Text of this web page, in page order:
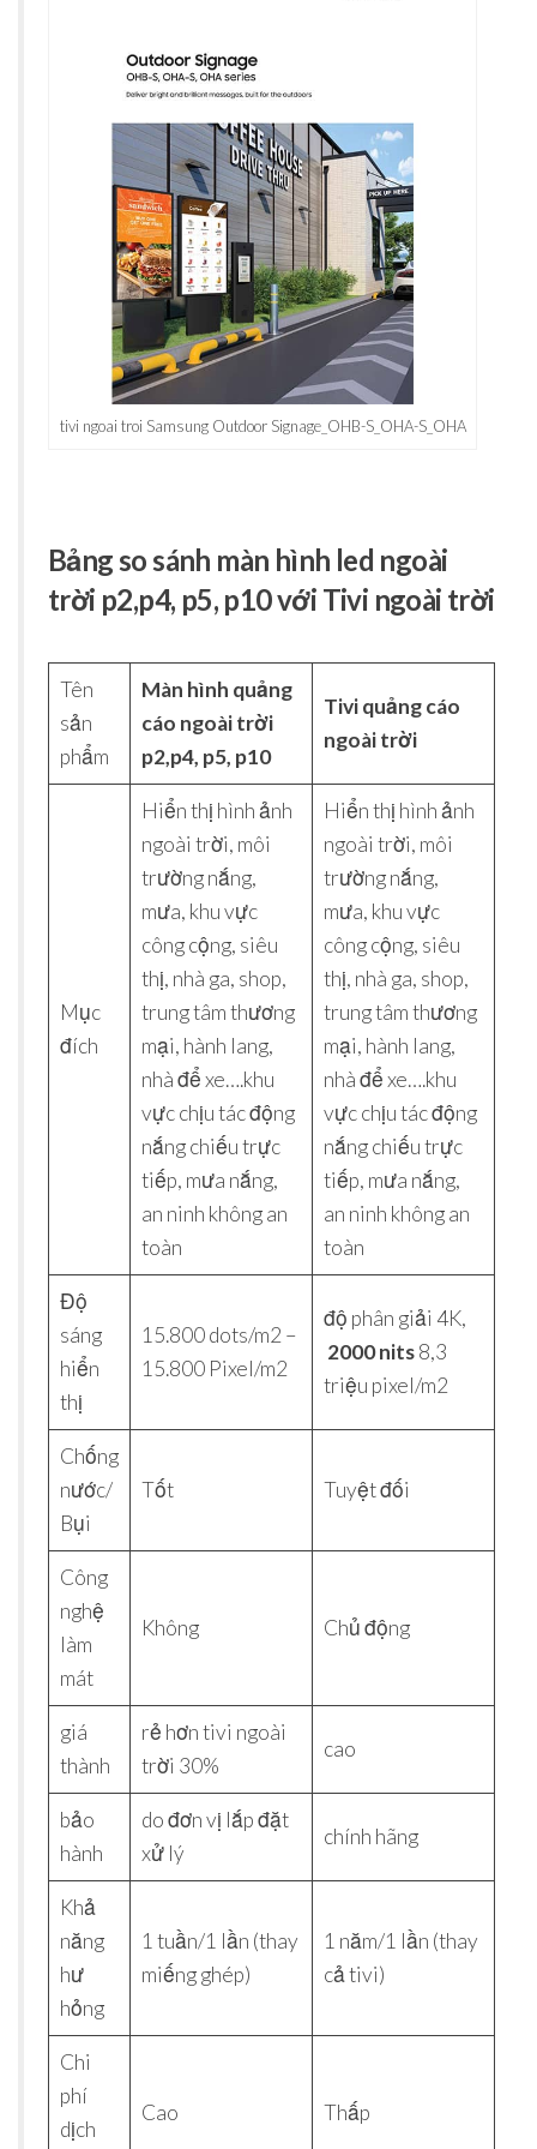
tivi ngoai troi Samsung Outdoor Signage_OHB-S_OHA-S_OHA
Bảng so sánh màn hình led ngoài
trời p2,p4, p5, p10 với Tivi ngoài trời
Tên
sản
phẩm
Màn hình quảng
cáo ngoài trời
p2,p4, p5, p10
Tivi quảng cáo
ngoài trời
Mục
đích
Hiển thị hình ảnh
ngoài trời, môi
trường nắng,
mưa, khu vực
công cộng, siêu
thị, nhà ga, shop,
trung tâm thương
mại, hành lang,
nhà để xe….khu
vực chịu tác động
nắng chiếu trực
tiếp, mưa nắng,
an ninh không an
toàn
Hiển thị hình ảnh
ngoài trời, môi
trường nắng,
mưa, khu vực
công cộng, siêu
thị, nhà ga, shop,
trung tâm thương
mại, hành lang,
nhà để xe….khu
vực chịu tác động
nắng chiếu trực
tiếp, mưa nắng,
an ninh không an
toàn
Độ
sáng
hiển
thị
15.800 dots/m2 –
15.800 Pixel/m2
độ phân giải 4K,
2000 nits8,3
triệu pixel/m2
Chống
nước/
Bụi
Tốt Tuyệt đối
Công
nghệ
làm
mát
Không Chủ động
giá
thành
rẻ hơn tivi ngoài
trời 30%
cao
bảo
hành
do đơn vị lắp đặt
xử lý
chính hãng
Khả
năng
hư
hỏng
1 tuần/1 lần (thay
miếng ghép)
1 năm/1 lần (thay
cả tivi)
Chi
phí
dịch
Cao Thấp